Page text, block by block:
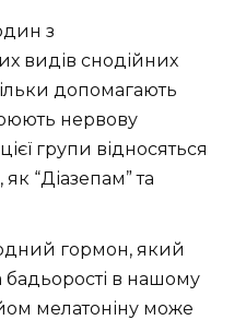
з
видів снодійних
допомагають
нервову
групи відносяться
“Діазепам” та
гормон, який
в нашому
мелатоніну може